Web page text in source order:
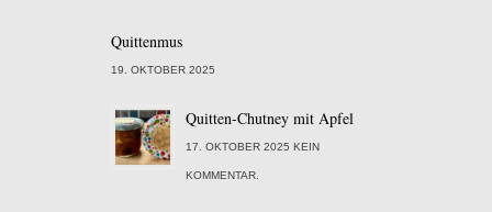
Quittenmus
19. OKTOBER 2025
Quitten-Chutney mit Apfel
17. OKTOBER 2025 KEIN
KOMMENTAR.